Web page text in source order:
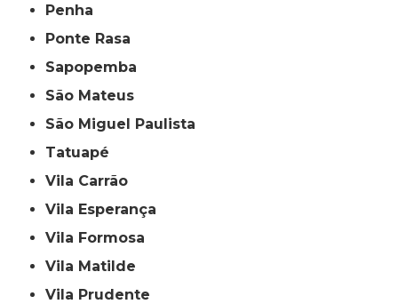
Penha
Ponte Rasa
Sapopemba
São Mateus
São Miguel Paulista
Tatuapé
Vila Carrão
Vila Esperança
Vila Formosa
Vila Matilde
Vila Prudente